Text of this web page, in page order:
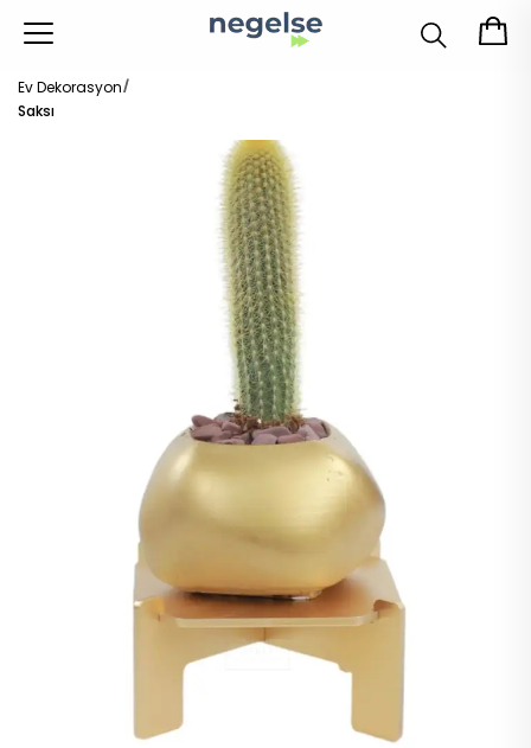
Ev Dekorasyon
Saksı